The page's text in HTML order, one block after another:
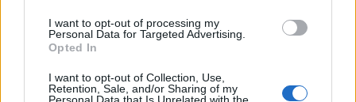
I want to opt-out of processing my
Personal Data for Targeted Advertising.
Opted In
I want to opt-out of Collection, Use,
Retention, Sale, and/or Sharing of my
Personal Data that Is Unrelated with the
Túlfűtött panellakók, elfolyó
milliárdok